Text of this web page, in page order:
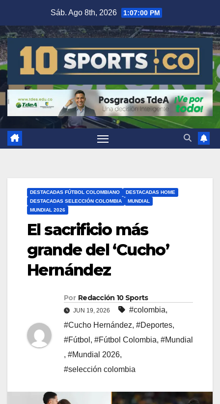
Sáb. Ago 8th, 2026 1:07:01 PM
DESTACADAS FÚTBOL COLOMBIANO
DESTACADAS HOME
DESTACADAS SELECCIÓN COLOMBIA
MUNDIAL
MUNDIAL 2026
El sacrificio más
grande del ‘Cucho’
Hernández
Por Redacción 10 Sports
JUN 19, 2026 #colombia,
#Cucho Hernández, #Deportes,
#Fútbol , #Fútbol Colombia, #Mundial
, #Mundial 2026,
#selección colombia